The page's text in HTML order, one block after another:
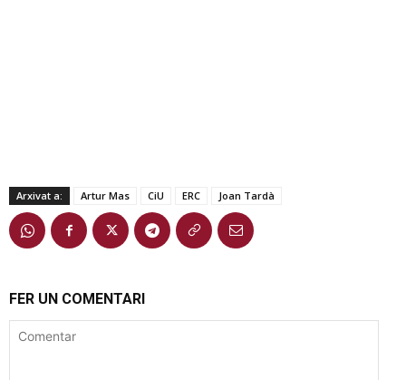
Arxivat a: Artur Mas CiU ERC Joan Tardà
FER UN COMENTARI